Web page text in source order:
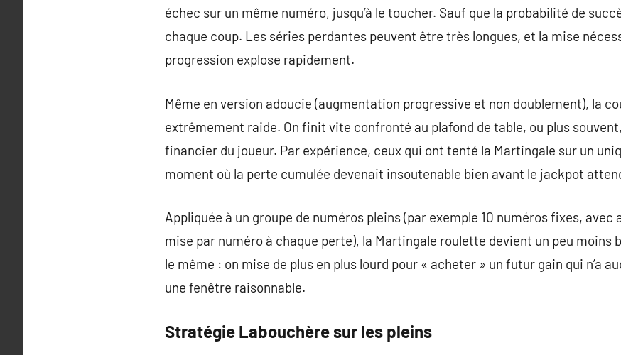
échec sur un même numéro, jusqu’à le toucher. Sauf que la probabilité de
chaque coup. Les séries perdantes peuvent être très longues, et la mise
progression explose rapidement.
Même en version adoucie (augmentation progressive et non doublement), la
extrêmement raide. On finit vite confronté au plafond de table, ou plus
financier du joueur. Par expérience, ceux qui ont tenté la Martingale sur un
moment où la perte cumulée devenait insoutenable bien avant le jackpot
Appliquée à un groupe de numéros pleins (par exemple 10 numéros fixes, avec
mise par numéro à chaque perte), la Martingale roulette devient un peu moins
le même : on mise de plus en plus lourd pour « acheter » un futur gain qui n’a
une fenêtre raisonnable.
Stratégie Labouchère sur les pleins